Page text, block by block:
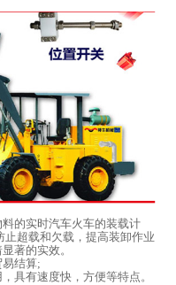
的实时汽车火车的装载计
超载和欠载，提高装卸作业
著的实效。
结算;
具有速度快，方便等特点。